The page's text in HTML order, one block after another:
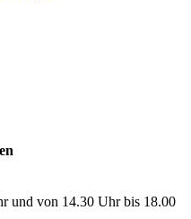
und von 14.30 Uhr bis 18.00